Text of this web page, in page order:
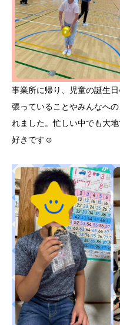
事業所に帰り、児童の誕生
張っていることやみんなへ
れました。忙しい中でも大
好きです☺️